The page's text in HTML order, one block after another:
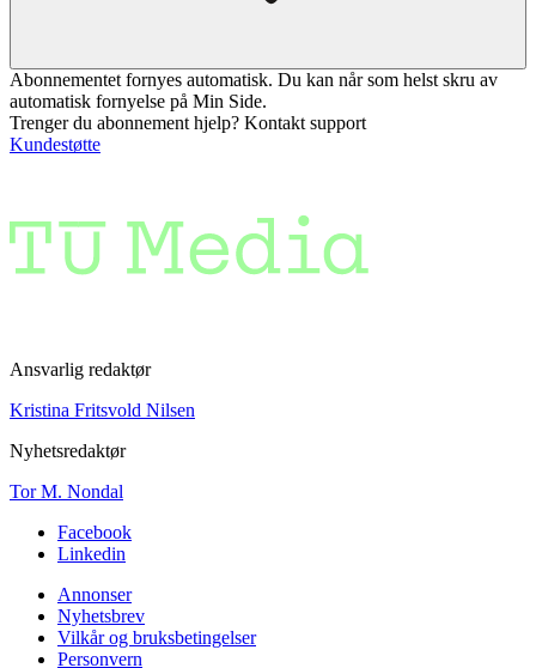
Abonnementet fornyes automatisk. Du kan når som helst skru av
automatisk fornyelse på Min Side.
Trenger du abonnement hjelp? Kontakt support
Kundestøtte
Ansvarlig redaktør
Kristina Fritsvold Nilsen
Nyhetsredaktør
Tor M. Nondal
Facebook
Linkedin
Annonser
Nyhetsbrev
Vilkår og bruksbetingelser
Personvern